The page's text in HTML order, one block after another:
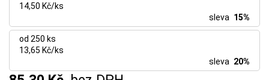
14,50 Kč/ks
sleva 15%
od 250 ks
13,65 Kč/ks
sleva 20%